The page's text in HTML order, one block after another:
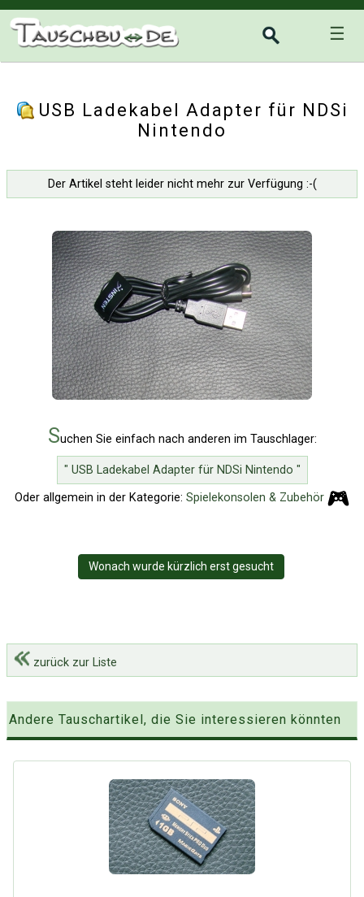
☰
USB Ladekabel Adapter für NDSi
Nintendo
Der Artikel steht leider nicht mehr zur Verfügung :-(
Suchen Sie einfach nach anderen im Tauschlager:
" USB Ladekabel Adapter für NDSi Nintendo "
Oder allgemein in der Kategorie: Spielekonsolen & Zubehör
Wonach wurde kürzlich erst gesucht
zurück zur Liste
Andere Tauschartikel, die Sie interessieren könnten